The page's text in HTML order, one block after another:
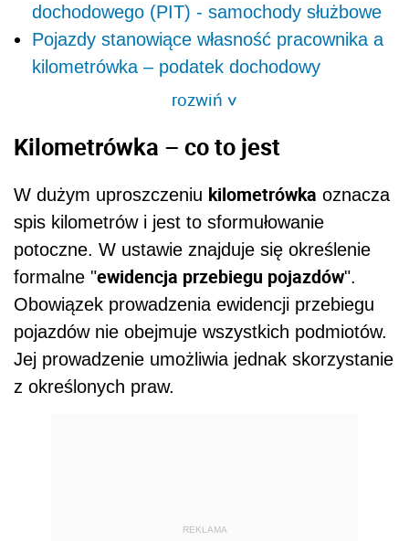
dochodowego (PIT) - samochody służbowe
Pojazdy stanowiące własność pracownika a
kilometrówka – podatek dochodowy
rozwiń>
Kilometrówka – co to jest
W dużym uproszczeniu kilometrówka oznacza
spis kilometrów i jest to sformułowanie
potoczne. W ustawie znajduje się określenie
formalne "ewidencja przebiegu pojazdów".
Obowiązek prowadzenia ewidencji przebiegu
pojazdów nie obejmuje wszystkich podmiotów.
Jej prowadzenie umożliwia jednak skorzystanie
z określonych praw.
REKLAMA